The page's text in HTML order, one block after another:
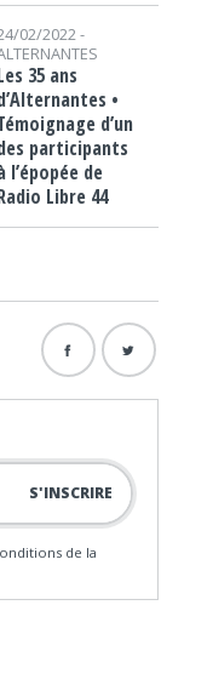
02/2022 -
35 ans
•
d’un
participants
l’épopée de
Libre 44
de la